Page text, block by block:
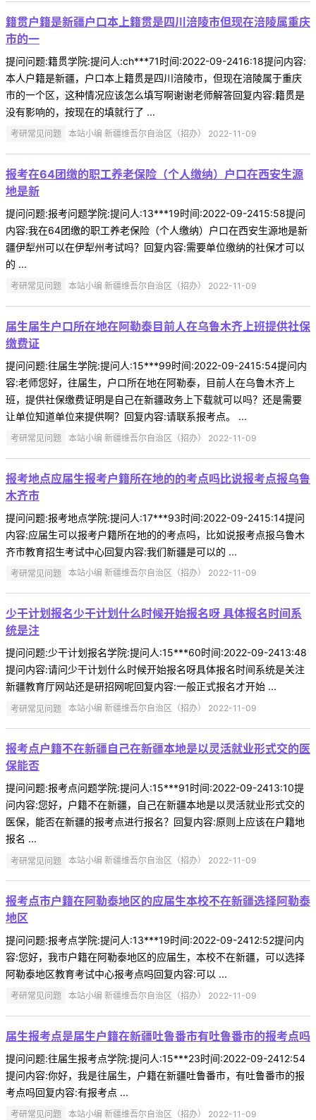
籍贯户籍是新疆户口本上籍贯是四川涪陵市但现在涪陵属重庆
市的一
提问问题:籍贯学院:提问人:ch***71时间:2022-09-2416:18提问内容:
本人户籍是新疆，户口本上籍贯是四川涪陵市，但现在涪陵属于重庆
市的一个区，这种情况应该怎么填写啊谢谢老师解答回复内容:籍贯是
没有影响的，按现在的填就行了 ...
考研常见问题 本站小编 新疆维吾尔自治区（招办） 2022-11-09
报考在64团缴的职工养老保险（个人缴纳）户口在西安生源
地是新
提问问题:报考问题学院:提问人:13***19时间:2022-09-2415:58提问
内容:我在64团缴的职工养老保险（个人缴纳）户口在西安生源地是新
疆伊犁州可以在伊犁州考试吗？回复内容:需要单位缴纳的社保才可以
的 ...
考研常见问题 本站小编 新疆维吾尔自治区（招办） 2022-11-09
届生届生户口所在地在阿勒泰目前人在乌鲁木齐上班提供社保
缴费证
提问问题:往届生学院:提问人:15***99时间:2022-09-2415:54提问内
容:老师您好，往届生，户口所在地在阿勒泰，目前人在乌鲁木齐上
班，提供社保缴费证明是自己在新疆政务上下载就可以吗？还是需要
让单位知道单位来提供啊？回复内容:请联系报考点。 ...
考研常见问题 本站小编 新疆维吾尔自治区（招办） 2022-11-09
报考地点应届生报考户籍所在地的的考点吗比说报考点报乌鲁
木齐市
提问问题:报考地点学院:提问人:17***93时间:2022-09-2415:14提问
内容:应届生可以报考户籍所在地的的考点吗，比如说报考点报乌鲁木
齐市教育招生考试中心回复内容:我们新疆是可以的 ...
考研常见问题 本站小编 新疆维吾尔自治区（招办） 2022-11-09
少干计划报名少干计划什么时候开始报名呀 具体报名时间系
统是注
提问问题:少干计划报名学院:提问人:15***60时间:2022-09-2413:48
提问内容:请问少干计划什么时候开始报名呀具体报名时间系统是关注
新疆教育厅网站还是研招网呢回复内容:一般正式报名才开始 ...
考研常见问题 本站小编 新疆维吾尔自治区（招办） 2022-11-09
报考点户籍不在新疆自己在新疆本地是以灵活就业形式交的医
保能否
提问问题:报考点问题学院:提问人:15***91时间:2022-09-2413:10提
问内容:您好，户籍不在新疆，自己在新疆本地是以灵活就业形式交的
医保，能否在新疆的报考点进行报名？回复内容:原则上应该在户籍地
报名 ...
考研常见问题 本站小编 新疆维吾尔自治区（招办） 2022-11-09
报考点市户籍在阿勒泰地区的应届生本校不在新疆选择阿勒泰
地区
提问问题:报考点学院:提问人:13***19时间:2022-09-2412:52提问内
容:您好，我市户籍在阿勒泰地区的应届生，本校不在新疆，可以选择
阿勒泰地区教育考试中心报考点吗回复内容:可以 ...
考研常见问题 本站小编 新疆维吾尔自治区（招办） 2022-11-09
届生报考点是届生户籍在新疆吐鲁番市有吐鲁番市的报考点吗
提问问题:往届生报考点学院:提问人:15***23时间:2022-09-2412:54
提问内容:你好，我是往届生，户籍在新疆吐鲁番市，有吐鲁番市的报
考点吗回复内容:有报考点 ...
考研常见问题 本站小编 新疆维吾尔自治区（招办） 2022-11-09